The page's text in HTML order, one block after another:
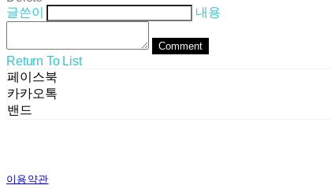
글쓴이
내용
Comment
Return To List
페이스북
카카오톡
밴드
이용약관